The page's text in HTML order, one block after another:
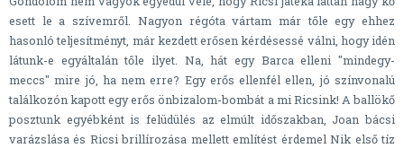
esett le a szívemről. Nagyon régóta vártam már tőle egy ehhez
hasonló teljesítményt, már kezdett erősen kérdésessé válni, hogy idén
látunk-e egyáltalán tőle ilyet. Na, hát egy Barca elleni "mindegy-
meccs" mire jó, ha nem erre? Egy erős ellenfél ellen, jó színvonalú
találkozón kapott egy erős önbizalom-bombát a mi Ricsink! A ballökő
posztunk egyébként is felüdülés az elmúlt időszakban, Joan bácsi
varázslása és Ricsi brillírozása mellett említést érdemel Nik első tíz